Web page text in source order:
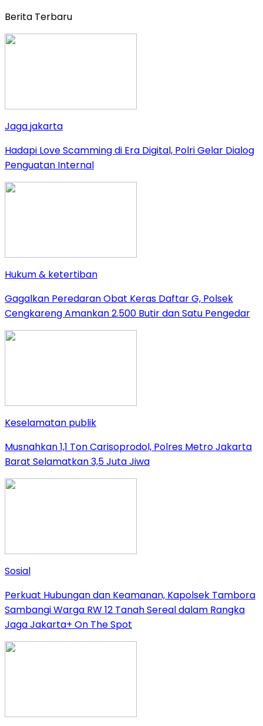
Berita Terbaru
Jaga jakarta
Hadapi Love Scamming di Era Digital, Polri Gelar Dialog
Penguatan Internal
Hukum & ketertiban
Gagalkan Peredaran Obat Keras Daftar G, Polsek
Cengkareng Amankan 2.500 Butir dan Satu Pengedar
Keselamatan publik
Musnahkan 1,1 Ton Carisoprodol, Polres Metro Jakarta
Barat Selamatkan 3,5 Juta Jiwa
Sosial
Perkuat Hubungan dan Keamanan, Kapolsek Tambora
Sambangi Warga RW 12 Tanah Sereal dalam Rangka
Jaga Jakarta+ On The Spot